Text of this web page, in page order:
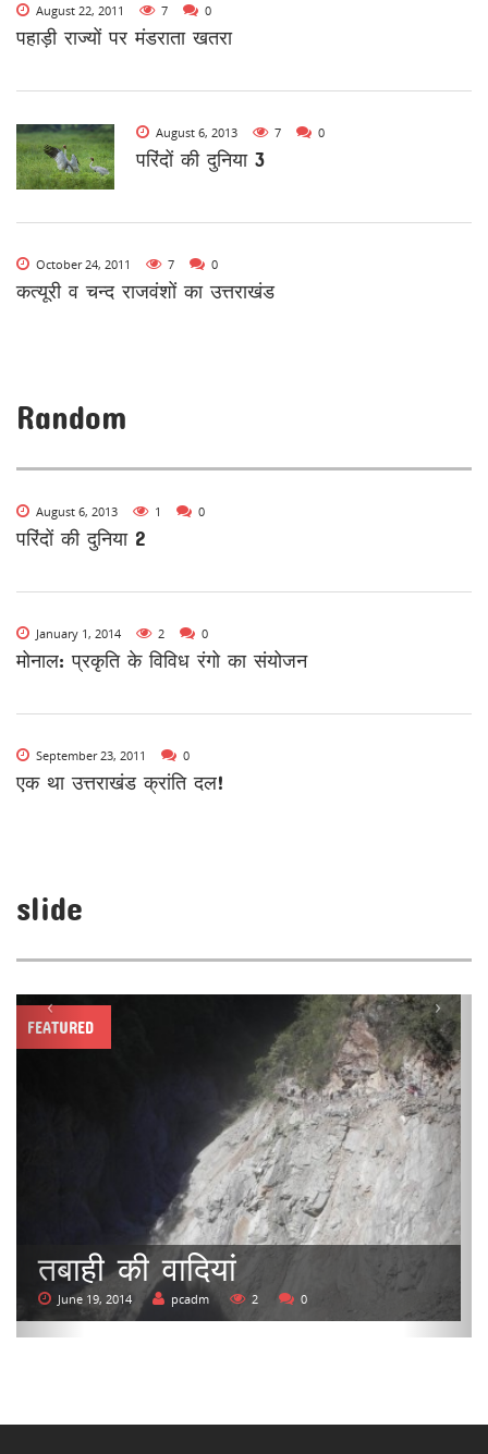
August 22, 2011 7 0
पहाड़ी राज्यों पर मंडराता खतरा
August 6, 2013 7 0
परिंदों की दुनिया 3
October 24, 2011 7 0
कत्यूरी व चन्द राजवंशों का उत्तराखंड
Random
August 6, 2013 1 0
परिंदों की दुनिया 2
January 1, 2014 2 0
मोनाल: प्रकृति के विविध रंगो का संयोजन
September 23, 2011 0
एक था उत्तराखंड क्रांति दल!
slide
FEATURED
तबाही की वादियां
June 19, 2014 pcadm 2 0
‹ ›